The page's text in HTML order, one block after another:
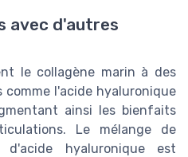
avec d'autres
le collagène marin à des
comme l'acide hyaluronique
ainsi les bienfaits
Le mélange de
hyaluronique est